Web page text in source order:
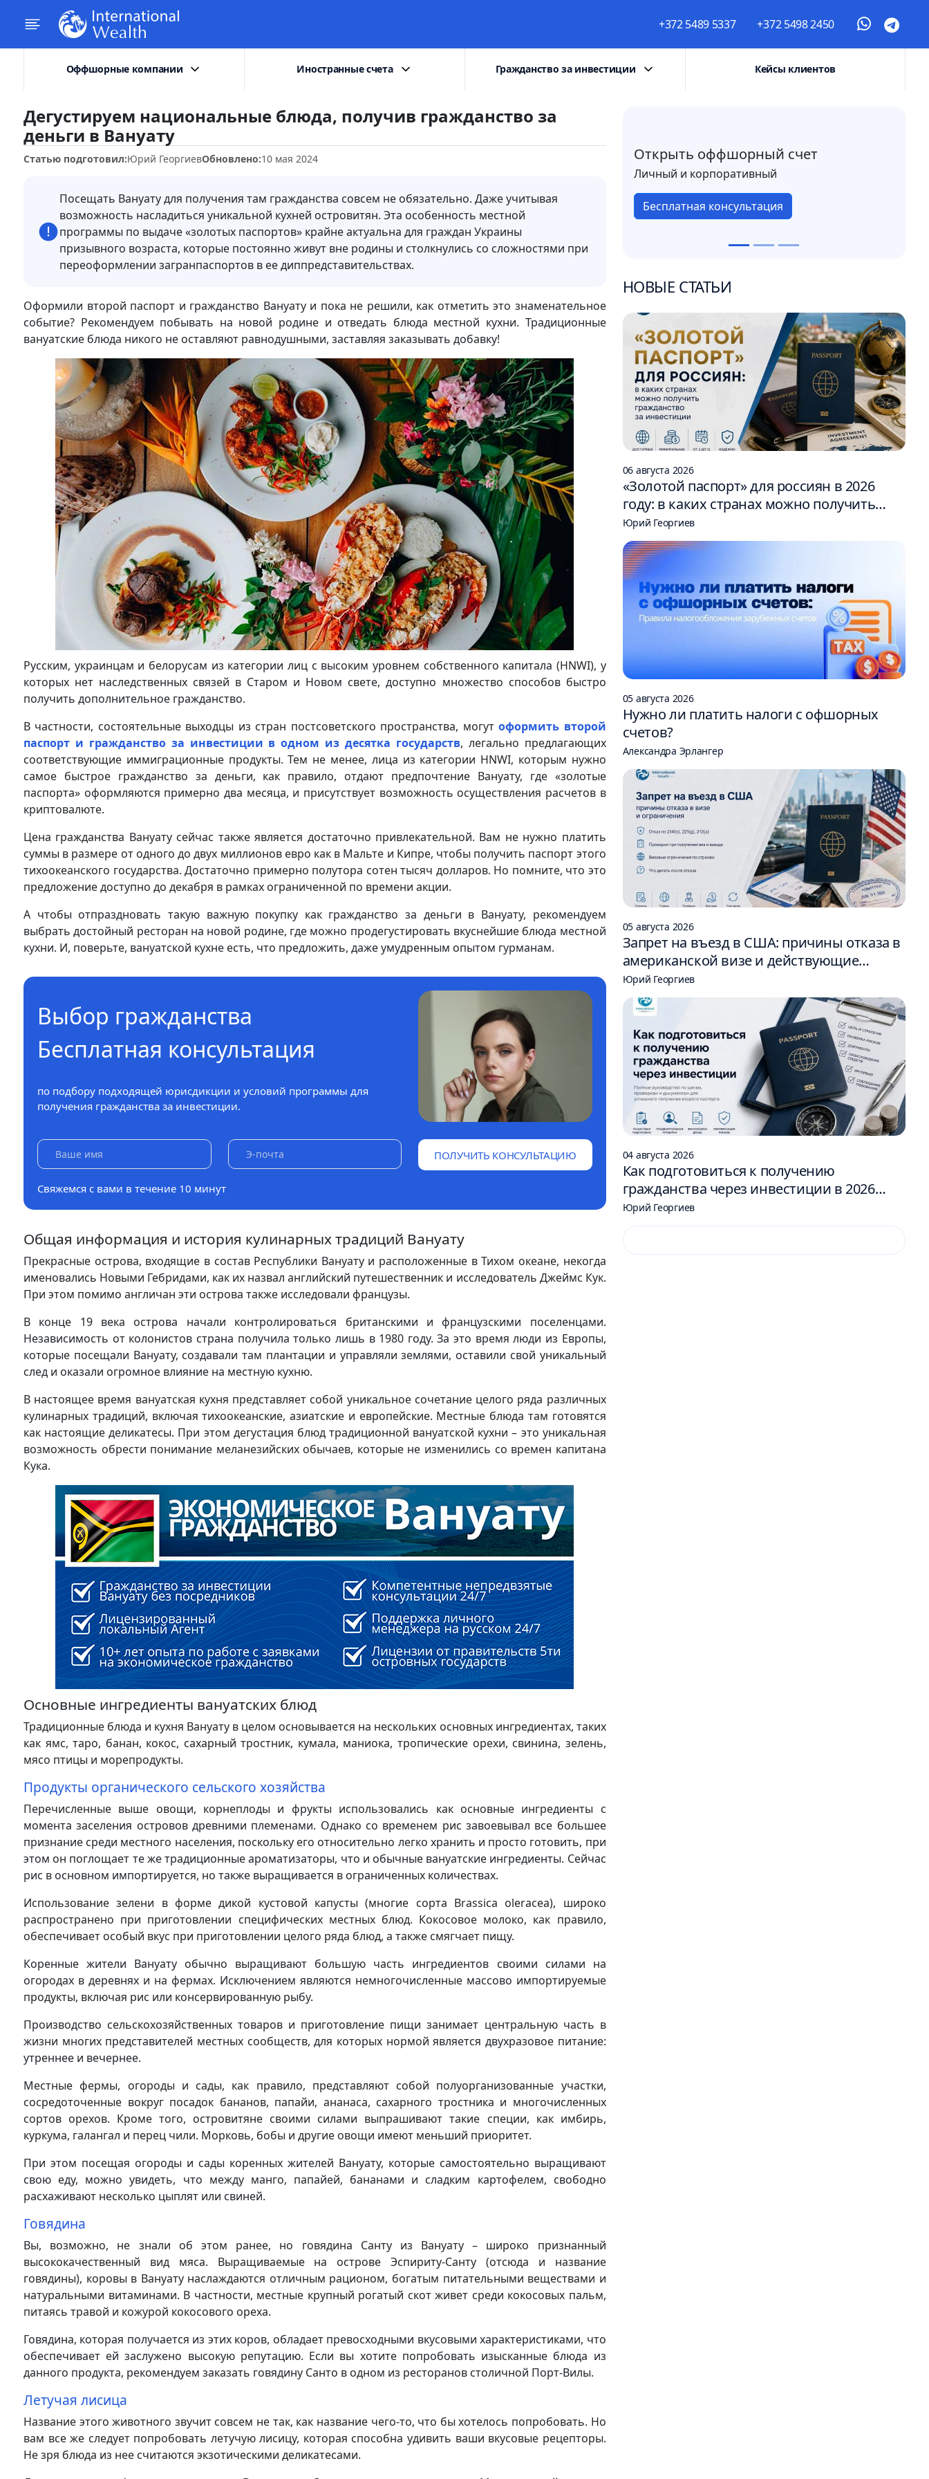
+372 5489 5337 +372 5498 2450
Оффшорные компании Иностранные счета Гражданство за инвестиции Кейсы клиентов
Дегустируем национальные блюда, получив гражданство за
деньги в Вануату
Статью подготовил:Юрий ГеоргиевОбновлено:10 мая 2024
Посещать Вануату для получения там гражданства совсем не обязательно. Даже учитывая
возможность насладиться уникальной кухней островитян. Эта особенность местной
программы по выдаче «золотых паспортов» крайне актуальна для граждан Украины
призывного возраста, которые постоянно живут вне родины и столкнулись со сложностями при
переоформлении загранпаспортов в ее диппредставительствах.
Оформили второй паспорт и гражданство Вануату и пока не решили, как отметить это знаменательное
событие? Рекомендуем побывать на новой родине и отведать блюда местной кухни. Традиционные
вануатские блюда никого не оставляют равнодушными, заставляя заказывать добавку!
Русским, украинцам и белорусам из категории лиц с высоким уровнем собственного капитала (HNWI), у
которых нет наследственных связей в Старом и Новом свете, доступно множество способов быстро
получить дополнительное гражданство.
В частности, состоятельные выходцы из стран постсоветского пространства, могутоформить второй
паспорт и гражданство за инвестиции в одном из десятка государств, легально предлагающих
соответствующие иммиграционные продукты. Тем не менее, лица из категории HNWI, которым нужно
самое быстрое гражданство за деньги, как правило, отдают предпочтение Вануату, где «золотые
паспорта» оформляются примерно два месяца, и присутствует возможность осуществления расчетов в
криптовалюте.
Цена гражданства Вануату сейчас также является достаточно привлекательной. Вам не нужно платить
суммы в размере от одного до двух миллионов евро как в Мальте и Кипре, чтобы получить паспорт этого
тихоокеанского государства. Достаточно примерно полутора сотен тысяч долларов. Но помните, что это
предложение доступно до декабря в рамках ограниченной по времени акции.
А чтобы отпраздновать такую важную покупку как гражданство за деньги в Вануату, рекомендуем
выбрать достойный ресторан на новой родине, где можно продегустировать вкуснейшие блюда местной
кухни. И, поверьте, вануатской кухне есть, что предложить, даже умудренным опытом гурманам.
Выбор гражданства
Бесплатная консультация
по подбору подходящей юрисдикции и условий программы для
получения гражданства за инвестиции.
ПОЛУЧИТЬ КОНСУЛЬТАЦИЮ
Свяжемся с вами в течение 10 минут
Общая информация и история кулинарных традиций Вануату
Прекрасные острова, входящие в состав Республики Вануату и расположенные в Тихом океане, некогда
именовались Новыми Гебридами, как их назвал английский путешественник и исследователь Джеймс Кук.
При этом помимо англичан эти острова также исследовали французы.
В конце 19 века острова начали контролироваться британскими и французскими поселенцами.
Независимость от колонистов страна получила только лишь в 1980 году. За это время люди из Европы,
которые посещали Вануату, создавали там плантации и управляли землями, оставили свой уникальный
след и оказали огромное влияние на местную кухню.
В настоящее время вануатская кухня представляет собой уникальное сочетание целого ряда различных
кулинарных традиций, включая тихоокеанские, азиатские и европейские. Местные блюда там готовятся
как настоящие деликатесы. При этом дегустация блюд традиционной вануатской кухни – это уникальная
возможность обрести понимание меланезийских обычаев, которые не изменились со времен капитана
Кука.
Основные ингредиенты вануатских блюд
Традиционные блюда и кухня Вануату в целом основывается на нескольких основных ингредиентах, таких
как ямс, таро, банан, кокос, сахарный тростник, кумала, маниока, тропические орехи, свинина, зелень,
мясо птицы и морепродукты.
Продукты органического сельского хозяйства
Перечисленные выше овощи, корнеплоды и фрукты использовались как основные ингредиенты с
момента заселения островов древними племенами. Однако со временем рис завоевывал все большее
признание среди местного населения, поскольку его относительно легко хранить и просто готовить, при
этом он поглощает те же традиционные ароматизаторы, что и обычные вануатские ингредиенты. Сейчас
рис в основном импортируется, но также выращивается в ограниченных количествах.
Использование зелени в форме дикой кустовой капусты (многие сорта Brassica oleracea), широко
распространено при приготовлении специфических местных блюд. Кокосовое молоко, как правило,
обеспечивает особый вкус при приготовлении целого ряда блюд, а также смягчает пищу.
Коренные жители Вануату обычно выращивают большую часть ингредиентов своими силами на
огородах в деревнях и на фермах. Исключением являются немногочисленные массово импортируемые
продукты, включая рис или консервированную рыбу.
Производство сельскохозяйственных товаров и приготовление пищи занимает центральную часть в
жизни многих представителей местных сообществ, для которых нормой является двухразовое питание:
утреннее и вечернее.
Местные фермы, огороды и сады, как правило, представляют собой полуорганизованные участки,
сосредоточенные вокруг посадок бананов, папайи, ананаса, сахарного тростника и многочисленных
сортов орехов. Кроме того, островитяне своими силами выпрашивают такие специи, как имбирь,
куркума, галангал и перец чили. Морковь, бобы и другие овощи имеют меньший приоритет.
При этом посещая огороды и сады коренных жителей Вануату, которые самостоятельно выращивают
свою еду, можно увидеть, что между манго, папайей, бананами и сладким картофелем, свободно
расхаживают несколько цыплят или свиней.
Говядина
Вы, возможно, не знали об этом ранее, но говядина Санту из Вануату – широко признанный
высококачественный вид мяса. Выращиваемые на острове Эспириту-Санту (отсюда и название
говядины), коровы в Вануату наслаждаются отличным рационом, богатым питательными веществами и
натуральными витаминами. В частности, местные крупный рогатый скот живет среди кокосовых пальм,
питаясь травой и кожурой кокосового ореха.
Говядина, которая получается из этих коров, обладает превосходными вкусовыми характеристиками, что
обеспечивает ей заслужено высокую репутацию. Если вы хотите попробовать изысканные блюда из
данного продукта, рекомендуем заказать говядину Санто в одном из ресторанов столичной Порт-Вилы.
Летучая лисица
Название этого животного звучит совсем не так, как название чего-то, что бы хотелось попробовать. Но
вам все же следует попробовать летучую лисицу, которая способна удивить ваши вкусовые рецепторы.
Не зря блюда из нее считаются экзотическими деликатесами.
Открыть оффшорный счет
Личный и корпоративный
Бесплатная консультация
НОВЫЕ СТАТЬИ
06 августа 2026
«Золотой паспорт» для россиян в 2026
году: в каких странах можно получить
гражданство за инвестиции
Юрий Георгиев
05 августа 2026
Нужно ли платить налоги с офшорных
счетов?
Александра Эрлангер
05 августа 2026
Запрет на въезд в США: причины отказа в
американской визе и действующие
ограничения
Юрий Георгиев
04 августа 2026
Как подготовиться к получению
гражданства через инвестиции в 2026
году: 6 шагов
Юрий Георгиев